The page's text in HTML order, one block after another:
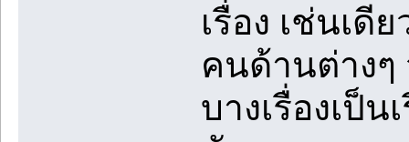
เรื่อง เช่นเ
คนด้านต่างๆ
บางเรื่องเป็น